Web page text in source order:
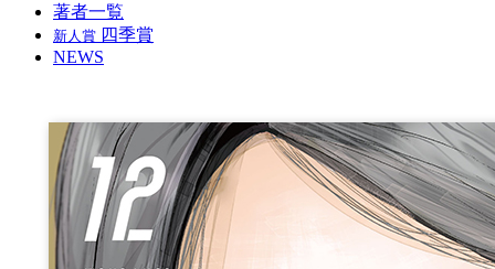
著者一覧
新人賞 四季賞
NEWS